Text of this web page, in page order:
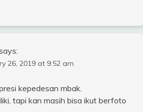
26, 2019 at 9:52 am
kepedesan mbak.
tapi kan masih bisa ikut berfoto